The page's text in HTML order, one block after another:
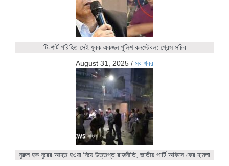
টি-শার্ট পরিহিত সেই যুবক একজন পুলিশ কনস্টেবল: প্রেস সচিব
August 31, 2025 / সব খবর
নুরুল হক নুরের আহত হওয়া নিয়ে উত্তপ্ত রাজনীতি, জাতীয় পার্টি অফিসে ফের হামলা